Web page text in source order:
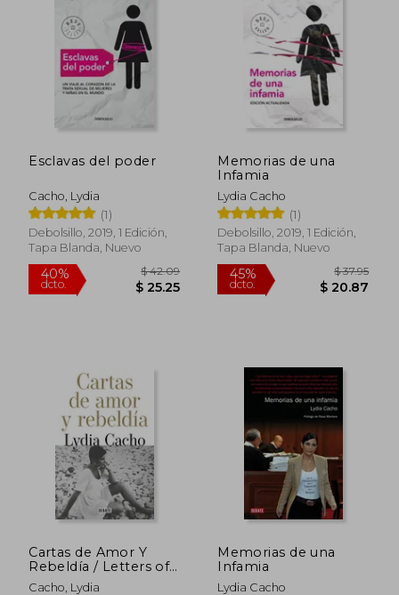
dcto.
Esclavas del poder
Cacho, Lydia
(1)
Debolsillo, 2019, 1 Edición,
Tapa Blanda, Nuevo
40%
dcto. $ 25.25
Memorias de una
Infamia
Lydia Cacho
(1)
Debolsillo, 2019, 1 Edición,
Tapa Blanda, Nuevo
45%
dcto.
Cartas de Amor Y
Rebeldía / Letters of
Love and Rebellion
Cacho, Lydia
Memorias de una
Infamia
Lydia Cacho